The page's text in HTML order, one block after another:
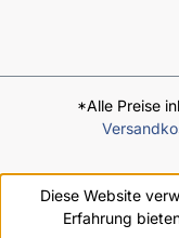
*Alle Preise
Diese Website
Erfahrung